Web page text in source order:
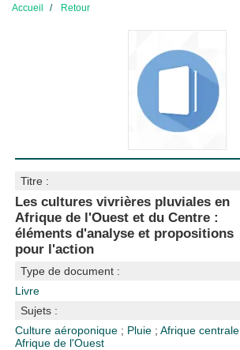
Accueil Retour
Titre :
Les cultures vivrières pluviales en
Afrique de l'Ouest et du Centre :
éléments d'analyse et propositions
pour l'action
Type de document :
Livre
Sujets :
Culture aéroponique ; Pluie ;Afrique centrale
Afrique de l'Ouest